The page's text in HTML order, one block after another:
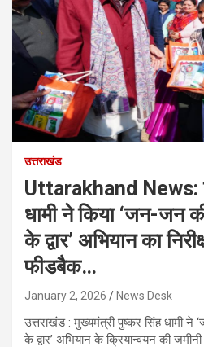
उत्तराखंड
Uttarakhand News:
धामी ने किया ‘जन-जन
के द्वार’ अभियान का
फीडबैक…
January 2, 2026 News Desk
उत्तराखंड : मुख्यमंत्री पुष्कर सिंह धामी
के द्वार’ अभियान के क्रियान्वयन की